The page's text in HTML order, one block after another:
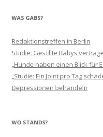
WAS GABS?
Redaktionstreffen in Berlin
Studie: Gestillte Babys
„Hunde haben einen Blick für
„Studie: Ein Joint pro Tag
Depressionen behandeln
WO STANDS?